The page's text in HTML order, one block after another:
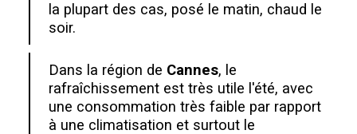
la plupart des cas, posé le matin, chaud le
soir.
Dans la région de Cannes, le
rafraîchissement est très utile l'été, avec
une consommation très faible par rapport
à une climatisation et surtout le